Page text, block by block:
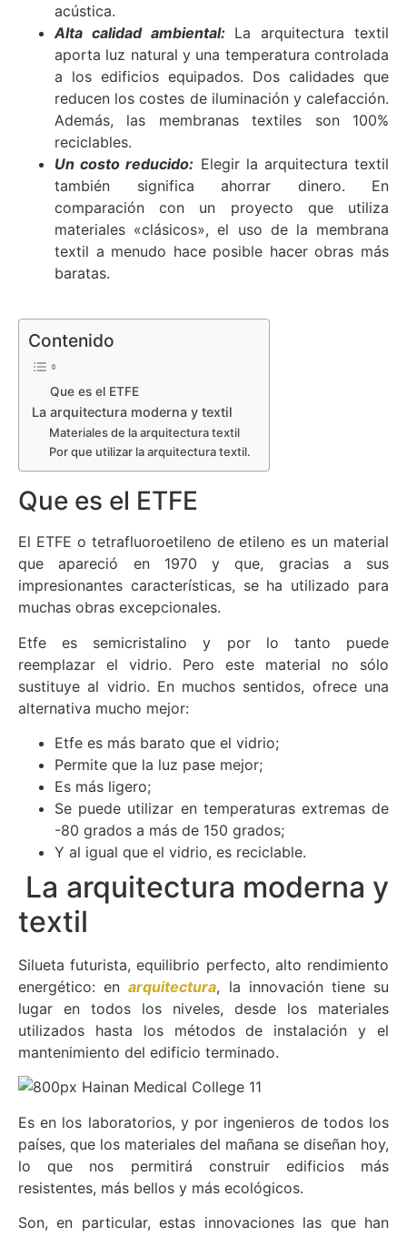
acústica.
Alta calidad ambiental: La arquitectura textil
aporta luz natural y una temperatura controlada
a los edificios equipados. Dos calidades que
reducen los costes de iluminación y calefacción.
Además, las membranas textiles son 100%
reciclables.
Un costo reducido: Elegir la arquitectura textil
también significa ahorrar dinero. En
comparación con un proyecto que utiliza
materiales «clásicos», el uso de la membrana
textil a menudo hace posible hacer obras más
baratas.
Contenido
Que es el ETFE
La arquitectura moderna y textil
Materiales de la arquitectura textil
Por que utilizar la arquitectura textil.
Que es el ETFE
El ETFE o tetrafluoroetileno de etileno es un material
que apareció en 1970 y que, gracias a sus
impresionantes características, se ha utilizado para
muchas obras excepcionales.
Etfe es semicristalino y por lo tanto puede
reemplazar el vidrio. Pero este material no sólo
sustituye al vidrio. En muchos sentidos, ofrece una
alternativa mucho mejor:
Etfe es más barato que el vidrio;
Permite que la luz pase mejor;
Es más ligero;
Se puede utilizar en temperaturas extremas de
-80 grados a más de 150 grados;
Y al igual que el vidrio, es reciclable.
La arquitectura moderna y
textil
Silueta futurista, equilibrio perfecto, alto rendimiento
energético: enarquitectura, la innovación tiene su
lugar en todos los niveles, desde los materiales
utilizados hasta los métodos de instalación y el
mantenimiento del edificio terminado.
Es en los laboratorios, y por ingenieros de todos los
países, que los materiales del mañana se diseñan hoy,
lo que nos permitirá construir edificios más
resistentes, más bellos y más ecológicos.
Son, en particular, estas innovaciones las que han